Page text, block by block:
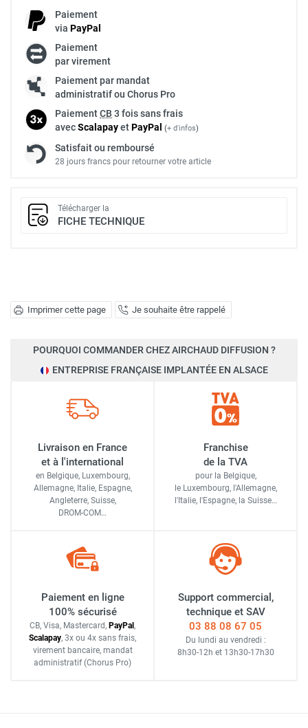
Imprimer cette page Je souhaite être rappelé
Paiement
via PayPal
Paiement
par virement
Paiement par mandat
administratif ou Chorus Pro
PaiementCB 3 fois sans frais
avecScalapayetPayPal (+ d'infos)
Satisfait ou remboursé
28 jours francs pour retourner votre article
Télécharger la
FICHE TECHNIQUE
POURQUOI COMMANDER CHEZ AIRCHAUD DIFFUSION ?
ENTREPRISE FRANÇAISE IMPLANTÉE EN ALSACE
Livraison en France
et à l'international
en Belgique, Luxembourg,
Allemagne, Italie, Espagne,
Angleterre, Suisse,
DROM-COM…
Franchise
de la TVA
pour la Belgique,
le Luxembourg, l'Allemagne,
l'Italie, l'Espagne, la Suisse…
Paiement en ligne
100% sécurisé
CB, Visa, Mastercard, PayPal ,
Scalapay, 3x ou 4x sans frais,
virement bancaire, mandat
administratif (Chorus Pro)
Support commercial,
technique et SAV
03 88 08 67 05
Du lundi au vendredi :
8h30-12h et 13h30-17h30